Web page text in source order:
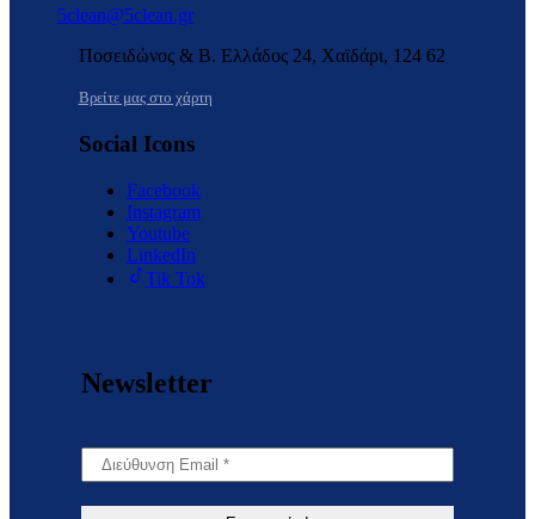
5clean@5clean.gr
Ποσειδώνος & Β. Ελλάδος 24, Χαϊδάρι, 124 62
Βρείτε μας στο χάρτη
Social Icons
Facebook
Instagram
Youtube
LinkedIn
Tik Tok
Newsletter